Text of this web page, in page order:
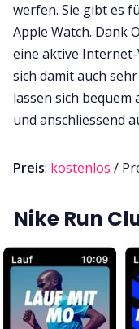
werfen. Sie gibt es
Apple Watch. Dank
eine aktive
sich damit auch
lassen sich
und anschliessend
Preis: kostenlos /
Nike Run